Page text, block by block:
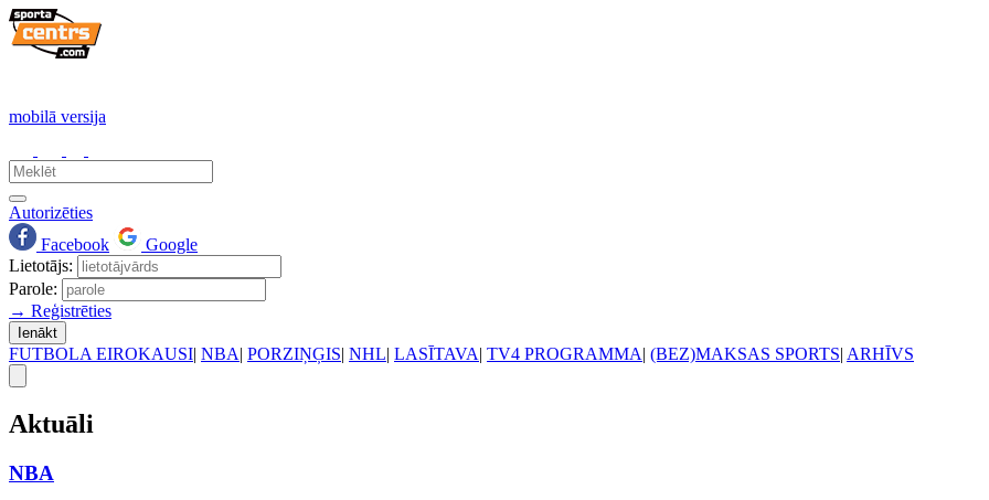
mobilā versija
Autorizēties
Facebook
Google
Lietotājs:
Parole:
→ Reģistrēties
Ienākt
FUTBOLA EIROKAUSI| NBA| PORZIŅĢIS| NHL| LASĪTAVA| TV4 PROGRAMMA| (BEZ)MAKSAS SPORTS| ARHĪVS
Aktuāli
NBA